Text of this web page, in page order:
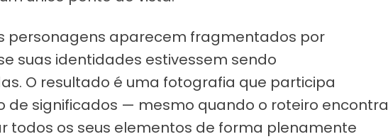
personagens aparecem fragmentados por
suas identidades estivessem sendo
O resultado é uma fotografia que participa
significados — mesmo quando o roteiro encontra
todos os seus elementos de forma plenamente